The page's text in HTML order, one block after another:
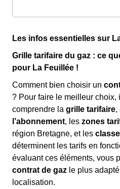
Les infos essentielles sur
Grille tarifaire du gaz : ce
pour La Feuillée !
Comment bien choisir un
? Pour faire le meilleur choix,
comprendre la grille tarifaire,
l’abonnement, les zones
région Bretagne, et les
déterminent les tarifs en
évaluant ces éléments, vous
contrat de gaz le plus
localisation.